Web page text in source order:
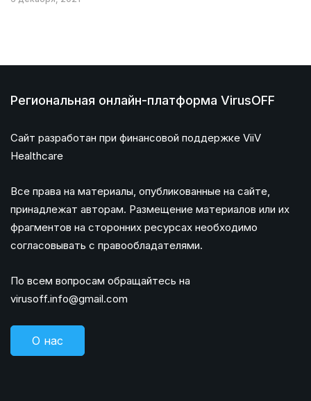
Региональная онлайн-платформа VirusOFF
Сайт разработан при финансовой поддержке ViiV
Healthcare
Все права на материалы, опубликованные на сайте,
принадлежат авторам. Размещение материалов или их
фрагментов на сторонних ресурсах необходимо
согласовывать с правообладателями.
По всем вопросам обращайтесь на
virusoff.info@gmail.com
О нас